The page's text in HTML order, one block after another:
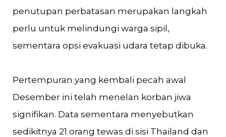
penutupan perbatasan merupakan langkah
perlu untuk melindungi warga sipil,
sementara opsi evakuasi udara tetap dibuka.
Pertempuran yang kembali pecah awal
Desember ini telah menelan korban jiwa
signifikan. Data sementara menyebutkan
sedikitnya 21 orang tewas di sisi Thailand dan